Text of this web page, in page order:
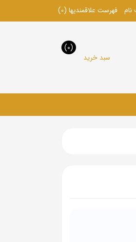
فهرست علاقمندیها (0)
سبد خرید
(0)